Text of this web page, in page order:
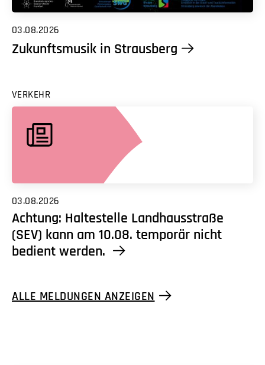
03.08.2026
Zukunftsmusik in Strausberg
VERKEHR
03.08.2026
Achtung: Haltestelle Landhausstraße
(SEV) kann am 10.08. temporär nicht
bedient werden.
ALLE MELDUNGEN ANZEIGEN